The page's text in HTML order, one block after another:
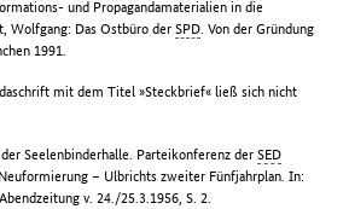
und Propagandamaterialien in die
Wolfgang: Das Ostbüro derSPD. Von der Gründung
1991.
mit dem Titel »Steckbrief« ließ sich nicht
Seelenbinderhalle. Parteikonferenz derSED
– Ulbrichts zweiter Fünfjahrplan. In:
v. 24./25.3.1956, S. 2.